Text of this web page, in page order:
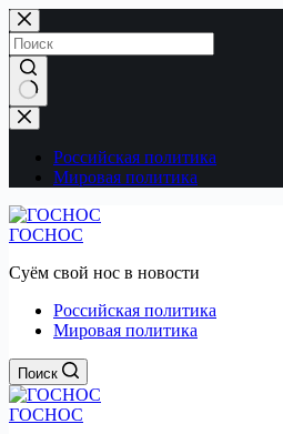
Перейти
к
сути
Ничего
не
найденоРоссийская политика
Мировая политика
ГОСНОС
Суём свой нос в новости
Российская политика
Мировая политика
Поиск
ГОСНОС